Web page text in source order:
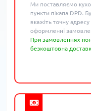
Ми поставляємо
пункти пікапа DPD.
вкажіть точну
оформленні
При замовленнях
безкоштовна